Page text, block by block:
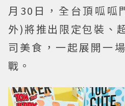
月30日，全台頂呱呱
外)將推出限定包裝、
司美食，一起展開一
戰。